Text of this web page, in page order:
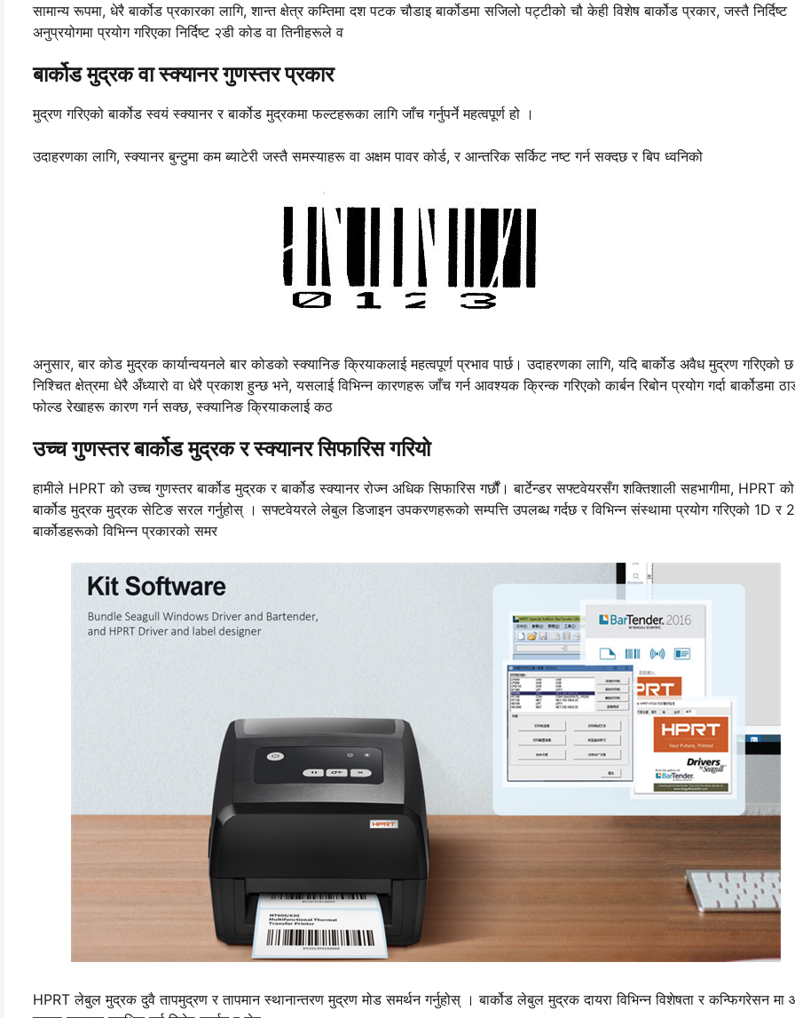
सामान्य रूपमा, धेरै बार्कोड प्रकारका लागि, शान्त क्षेत्र कम्तिमा दश पटक चौडाइ बार्कोडमा सजिलो पट्टीको चौ केही विशेष बार्कोड प्रकार, जस्तै निर्दिष्ट
अनुप्रयोगमा प्रयोग गरिएका निर्दिष्ट २डी कोड वा तिनीहरूले व
बार्कोड मुद्रक वा स्क्यानर गुणस्तर प्रकार
मुद्रण गरिएको बार्कोड स्वयं स्क्यानर र बार्कोड मुद्रकमा फल्टहरूका लागि जाँच गर्नुपर्ने महत्वपूर्ण हो ।
उदाहरणका लागि, स्क्यानर बुन्टुमा कम ब्याटेरी जस्तै समस्याहरू वा अक्षम पावर कोर्ड, र आन्तरिक सर्किट नष्ट गर्न सक्दछ र बिप ध्वनिको
अनुसार, बार कोड मुद्रक कार्यान्वयनले बार कोडको स्क्यानिङ क्रियाकलाई महत्वपूर्ण प्रभाव पार्छ। उदाहरणका लागि, यदि बार्कोड अवैध मुद्रण गरिएको
निश्चित क्षेत्रमा धेरै अँध्यारो वा धेरै प्रकाश हुन्छ भने, यसलाई विभिन्न कारणहरू जाँच गर्न आवश्यक क्रिन्क गरिएको कार्बन रिबोन प्रयोग गर्दा बार्कोडमा
फोल्ड रेखाहरू कारण गर्न सक्छ, स्क्यानिङ क्रियाकलाई कठ
उच्च गुणस्तर बार्कोड मुद्रक र स्क्यानर सिफारिस गरियो
हामीले HPRT को उच्च गुणस्तर बार्कोड मुद्रक र बार्कोड स्क्यानर रोज्न अधिक सिफारिस गर्छौं। बार्टेन्डर सफ्टवेयरसँग शक्तिशाली सहभागीमा, HPRT को
बार्कोड मुद्रक मुद्रक सेटिङ सरल गर्नुहोस् । सफ्टवेयरले लेबुल डिजाइन उपकरणहरूको सम्पत्ति उपलब्ध गर्दछ र विभिन्न संस्थामा प्रयोग गरिएको 1D र
बार्कोडहरूको विभिन्न प्रकारको समर
HPRT लेबुल मुद्रक दुवै तापमुद्रण र तापमान स्थानान्तरण मुद्रण मोड समर्थन गर्नुहोस् । बार्कोड लेबुल मुद्रक दायरा विभिन्न विशेषता र कन्फिगरेसन